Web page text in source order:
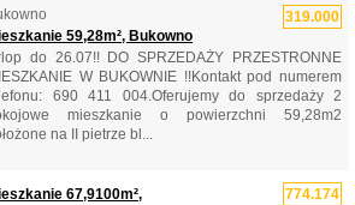
319.000
59,28m², Bukowno
do 26.07!! DO SPRZEDAŻY PRZESTRONNE
W BUKOWNIE !!Kontakt pod numerem
690 411 004.Oferujemy do sprzedaży 2
mieszkanie o powierzchni 59,28m2
na II pietrze bl...
774.174
67,9100m²,